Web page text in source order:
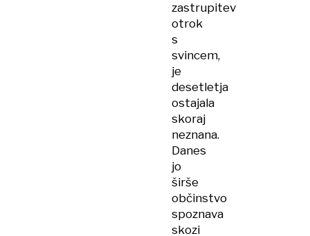
zastrupitev
otrok
s
svincem,
je
desetletja
ostajala
skoraj
neznana.
Danes
jo
širše
občinstvo
spoznava
skozi